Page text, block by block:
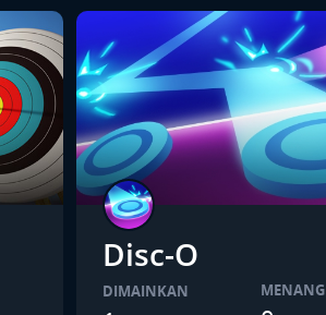
Disc-O
DIMAINKAN MENANG